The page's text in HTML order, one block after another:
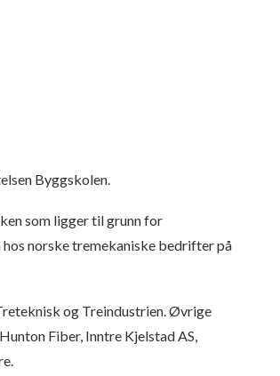
Byggskolen.
som ligger til grunn for
norske tremekaniske bedrifter på
og Treindustrien. Øvrige
Fiber, Inntre Kjelstad AS,